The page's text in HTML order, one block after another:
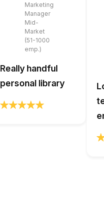
Marketing
Manager
Mid-
Market
(51-1000
emp.)
Really handful
personal library